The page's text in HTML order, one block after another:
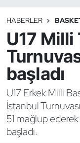
HABERLER
U17 Milli
başladı
U17 Erkek Milli
İstanbul
51 mağlup
başladı.
Binicilik
Bisiklet
Bocce
Boks
Briç